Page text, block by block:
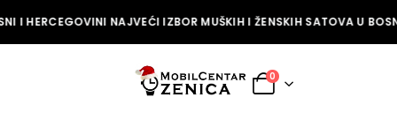
I HERCEGOVINI NAJVEĆI IZBOR MUŠKIH I ŽENSKIH SATOVA U
0